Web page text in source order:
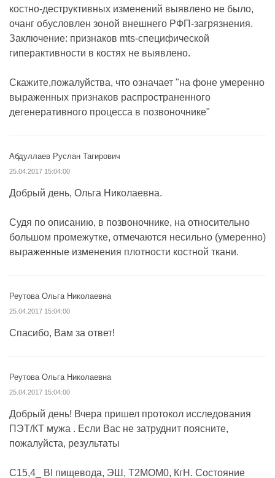
костно-деструктивных изменений выявлено не было,
очанг обусловлен зоной внешнего РФП-загрязнения.
Заключение: признаков mts-специфической
гиперактивности в костях не выявлено.
Скажите,пожалуйства, что означает "на фоне умеренно
выраженных признаков распространенного
дегенеративного процесса в позвоночнике"
Абдуллаев Руслан Тагирович
25.04.2017 15:04:00
Добрый день, Ольга Николаевна.
Судя по описанию, в позвоночнике, на относительно
большом промежутке, отмечаются несильно (умеренно)
выраженные изменения плотности костной ткани.
Реутова Ольга Николаевна
25.04.2017 15:04:00
Спасибо, Вам за ответ!
Реутова Ольга Николаевна
25.04.2017 15:04:00
Добрый день! Вчера пришел протокол исследования
ПЭТ/КТ мужа . Если Вас не затруднит поясните,
пожалуйста, результаты
С15,4_ ВI пищевода, ЭШ, Т2МОМ0, КгН. Состояние